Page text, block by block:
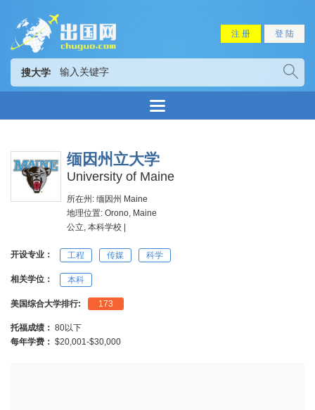
注 册 登 陆
搜大学
缅因州立大学
University of Maine
所在州: 缅因州 Maine
地理位置: Orono, Maine
公立, 本科学校 |
开设专业： 工程 传媒 科学
相关学位： 本科
美国综合大学排行: 173
托福成绩： 80以下
每年学费： $20,001-$30,000